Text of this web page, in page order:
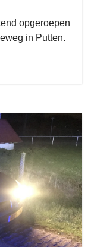
opgeroepen
in Putten.